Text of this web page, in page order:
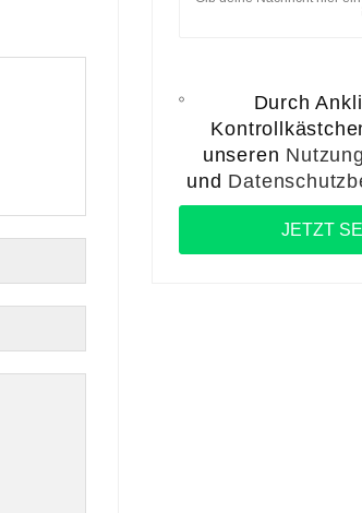
Durch
unseren
und